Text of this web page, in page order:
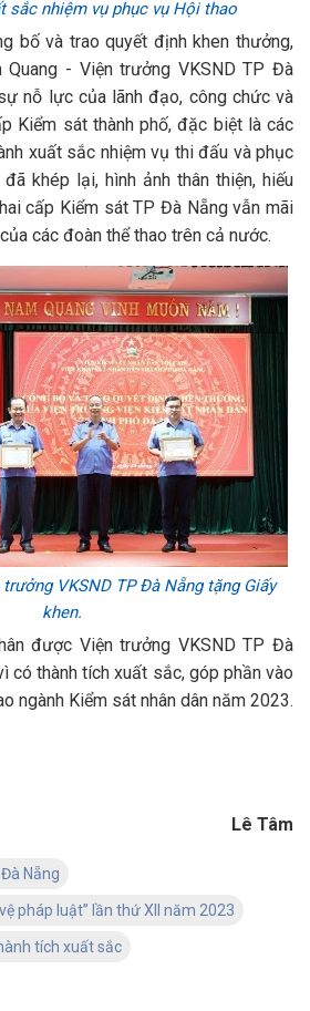
sắc nhiệm vụ phục vụ Hội thao
bố và trao quyết định khen thưởng,
Quang - Viện trưởng VKSND TP Đà
nỗ lực của lãnh đạo, công chức và
Kiểm sát thành phố, đặc biệt là các
xuất sắc nhiệm vụ thi đấu và phục
khép lại, hình ảnh thân thiện, hiếu
cấp Kiểm sát TP Đà Nẵng vẫn mãi
các đoàn thể thao trên cả nước.
VKSND TP Đà Nẵng tặng Giấy
khen.
được Viện trưởng VKSND TP Đà
có thành tích xuất sắc, góp phần vào
ngành Kiểm sát nhân dân năm 2023.
Lê Tâm
Nẵng
pháp luật” lần thứ XII năm 2023
tích xuất sắc